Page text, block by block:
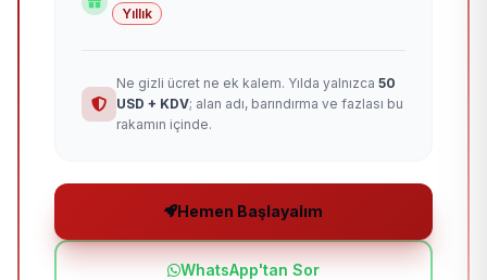
Yıllık
Ne gizli ücret ne ek kalem. Yılda yalnızca 50
USD + KDV; alan adı, barındırma ve fazlası bu
rakamın içinde.
Hemen Başlayalım
WhatsApp'tan Sor